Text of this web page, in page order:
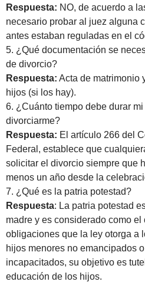
Respuesta: NO, de acuerdo a
necesario probar al juez alguna
antes estaban reguladas en el
5. ¿Qué documentación se
de divorcio?
Respuesta: Acta de matrimonio
hijos (si los hay).
6. ¿Cuánto tiempo debe durar
divorciarme?
Respuesta: El artículo 266 del
Federal, establece que
solicitar el divorcio siempre que
menos un año desde la
7. ¿Qué es la patria potestad?
Respuesta: La patria potestad
madre y es considerado como
obligaciones que la ley otorga a
hijos menores no emancipados
incapacitados, su objetivo es
educación de los hijos.